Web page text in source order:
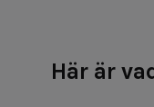
Här är